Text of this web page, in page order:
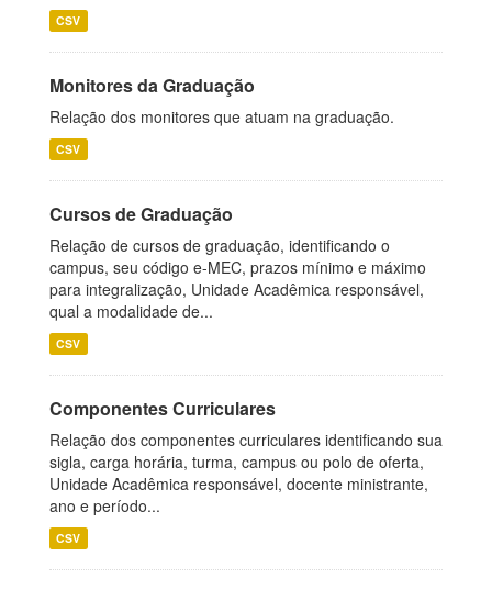
CSV
Monitores da Graduação
Relação dos monitores que atuam na graduação.
CSV
Cursos de Graduação
Relação de cursos de graduação, identificando o
campus, seu código e-MEC, prazos mínimo e máximo
para integralização, Unidade Acadêmica responsável,
qual a modalidade de...
CSV
Componentes Curriculares
Relação dos componentes curriculares identificando sua
sigla, carga horária, turma, campus ou polo de oferta,
Unidade Acadêmica responsável, docente ministrante,
ano e período...
CSV